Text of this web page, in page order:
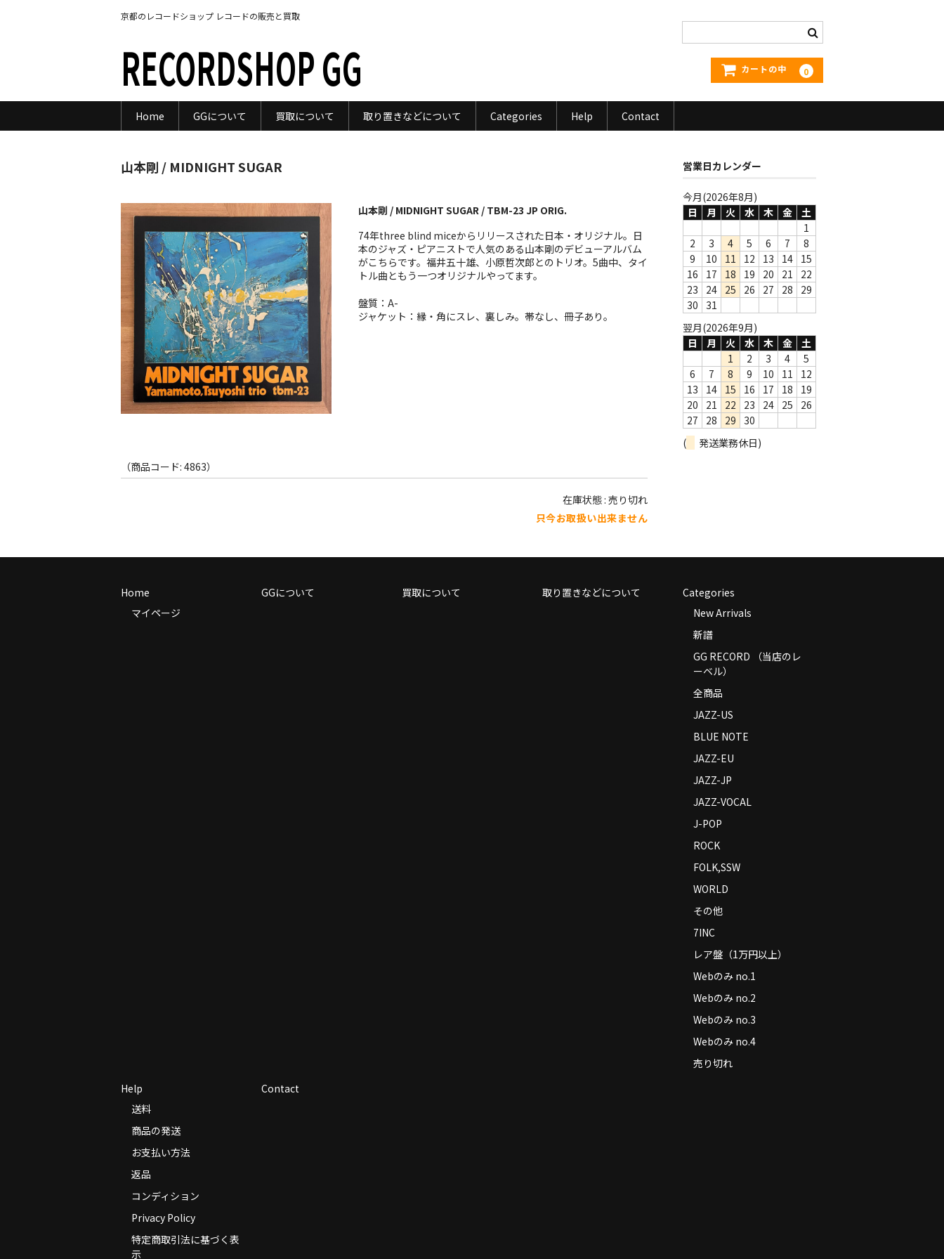
京都のレコードショップ レコードの販売と買取
RECORDSHOP GG カートの中 0
Home GGについて 買取について 取り置きなどについて Categories Help Contact
山本剛 / MIDNIGHT SUGAR
山本剛 / MIDNIGHT SUGAR / TBM-23 JP ORIG.
74年three blind miceからリリースされた日本・オリジナル。日
本のジャズ・ピアニストで人気のある山本剛のデビューアルバム
がこちらです。福井五十雄、小原哲次郎とのトリオ。5曲中、タイ
トル曲ともう一つオリジナルやってます。
盤質：A-
ジャケット：縁・角にスレ、裏しみ。帯なし、冊子あり。
（商品コード: 4863）
在庫状態 : 売り切れ
只今お取扱い出来ません
営業日カレンダー
今月(2026年8月)
日
月 火 水 木 金
土
1
2
3 4 5 6 7
8
9
10 11 12 13 14 15
16
17 18 19 20 21
22
23
24 25 26 27 28
29
30
31
翌月(2026年9月)
日
月 火 水 木 金
土
1
2 3 4
5
6
7 8 9 10 11
12
13
14 15 16 17 18
19
20
21 22 23 24 25
26
27
28 29
30
(
発送業務休日)
Home
マイページ
GGについて 買取について 取り置きなどについて
Categories
New Arrivals
新譜
GG RECORD （当店のレ
ーベル）
全商品
JAZZ-US
BLUE NOTE
JAZZ-EU
JAZZ-JP
JAZZ-VOCAL
J-POP
ROCK
FOLK,SSW
WORLD
その他
7INC
レア盤（1万円以上）
Webのみ no.1
Webのみ no.2
Webのみ no.3
Webのみ no.4
売り切れ
Help
送料
商品の発送
お支払い方法
返品
コンディション
Privacy Policy
特定商取引法に基づく表
示
Contact